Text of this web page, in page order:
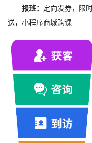
报班： 定向发券，限
送，小程序商城购课